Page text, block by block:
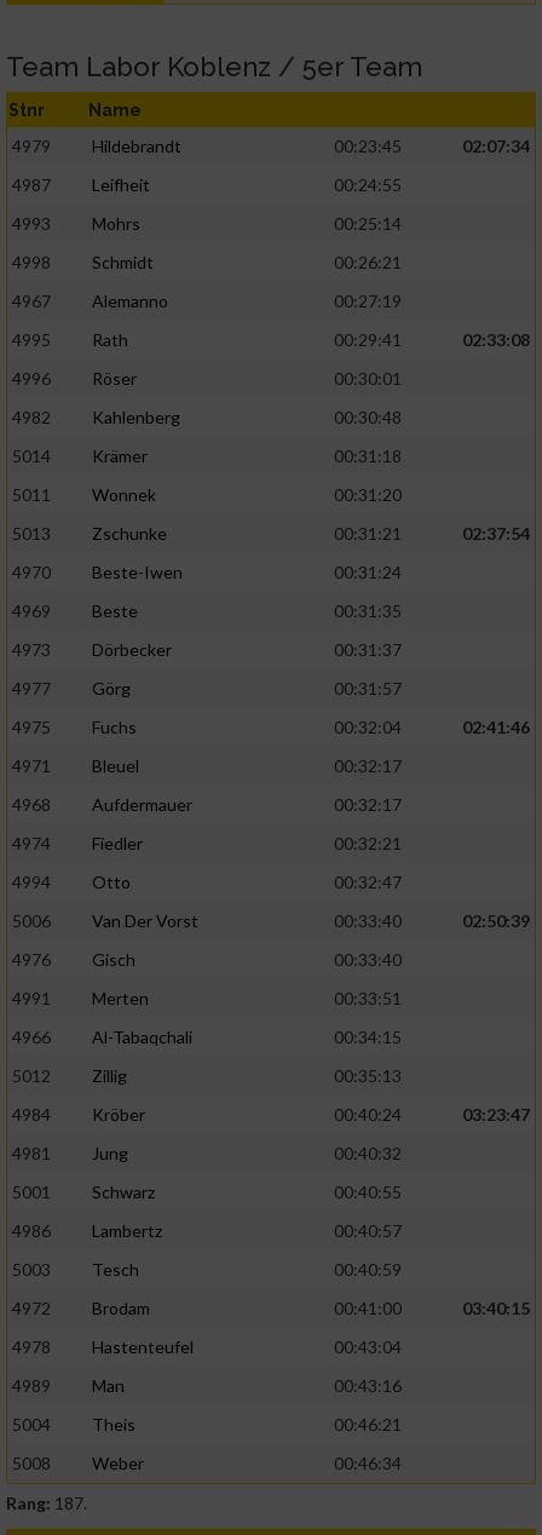
Team Labor Koblenz / 5er Team
Stnr Name
4979 Hildebrandt 00:23:45
02:07:34
4987
Leifheit
00:24:55
4993
Mohrs
00:25:14
4998
Schmidt
00:26:21
4967
Alemanno
00:27:19
4995
Rath 00:29:41
02:33:08
4996
Röser
00:30:01
4982
Kahlenberg
00:30:48
5014
Krämer
00:31:18
5011
Wonnek
00:31:20
5013
Zschunke 00:31:21
02:37:54
4970
Beste-Iwen
00:31:24
4969
Beste
00:31:35
4973
Dörbecker
00:31:37
4977
Görg
00:31:57
4975
Fuchs 00:32:04
02:41:46
4971
Bleuel
00:32:17
4968
Aufdermauer
00:32:17
4974
Fiedler
00:32:21
4994
Otto
00:32:47
5006
Van Der Vorst 00:33:40
02:50:39
4976
Gisch
00:33:40
4991
Merten
00:33:51
4966
Al-Tabaqchali
00:34:15
5012
Zillig
00:35:13
4984
Kröber 00:40:24
03:23:47
4981
Jung
00:40:32
5001
Schwarz
00:40:55
4986
Lambertz
00:40:57
5003
Tesch
00:40:59
4972
Brodam 00:41:00
03:40:15
4978
Hastenteufel
00:43:04
4989
Man
00:43:16
5004
Theis
00:46:21
5008
Weber
00:46:34
Rang: 187.